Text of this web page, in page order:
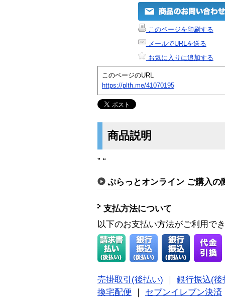
このページを印刷する
メールでURLを送る
お気に入りに追加する
このページのURL
https://plth.me/41070195
商品説明
” “
ぷらっとオンライン ご購入の
支払方法について
以下のお支払い方法がご利用で
売掛取引(後払い)
銀行振込(後
換宅配便
セブンイレブン決済